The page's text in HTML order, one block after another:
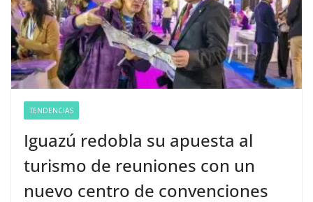
TENDENCIAS
Iguazú redobla su apuesta al
turismo de reuniones con un
nuevo centro de convenciones